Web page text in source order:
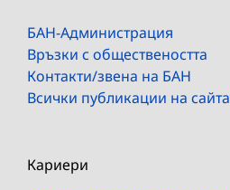
БАН-Администрация
Връзки с обществеността
Контакти/звена на БАН
Всички публикации на сайта
Кариери